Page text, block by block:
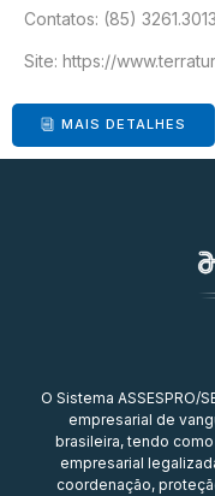
Contatos: (85)
Site: https://
MAIS DETALHES
O Sistema ASSESPRO/
empresarial de
brasileira, tendo
empresarial
coordenação,